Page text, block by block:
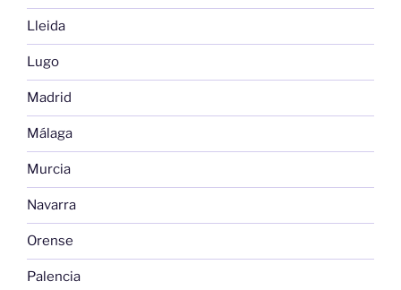
Lleida
Lugo
Madrid
Málaga
Murcia
Navarra
Orense
Palencia